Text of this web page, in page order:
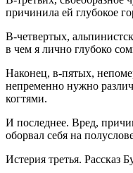
причинила ей глубокое
В-четвертых,
в чем я лично глубоко
Наконец, в-пятых,
непременно нужно
когтями.
И последнее. Вред,
оборвал себя на
Истерия третья. Рассказ